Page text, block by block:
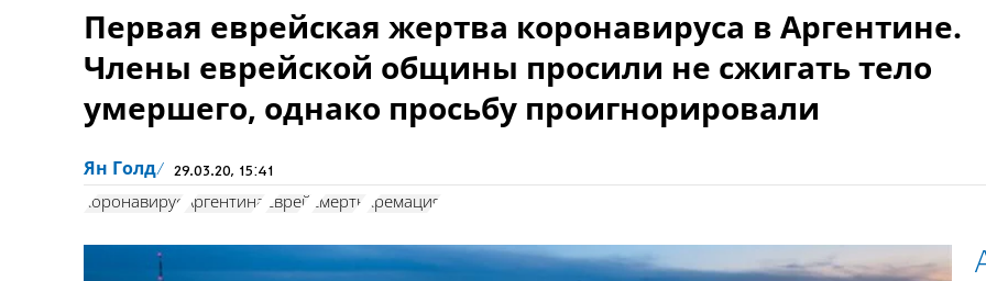
Первая еврейская жертва коронавируса в Аргентине.
Члены еврейской общины просили не сжигать тело
умершего, однако просьбу проигнорировали
Ян Голд 29.03.20, 15:41
коронавирус Аргентина Еврей смерть кремация